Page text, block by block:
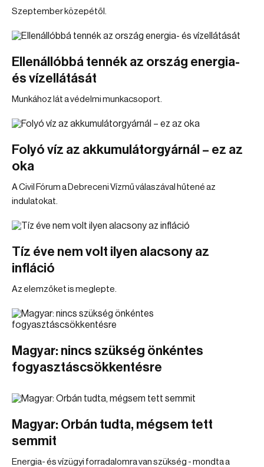
Szeptember közepétől.
Ellenállóbbá tennék az ország energia-
és vízellátását
Munkához lát a védelmi munkacsoport.
Folyó víz az akkumulátorgyárnál – ez az
oka
A Civil Fórum a Debreceni Vízmű válaszával hűtené az
indulatokat.
Tíz éve nem volt ilyen alacsony az
infláció
Az elemzőket is meglepte.
Magyar: nincs szükség önkéntes
fogyasztáscsökkentésre
Magyar: Orbán tudta, mégsem tett
semmit
Energia- és vízügyi forradalomra van szükség - mondta a